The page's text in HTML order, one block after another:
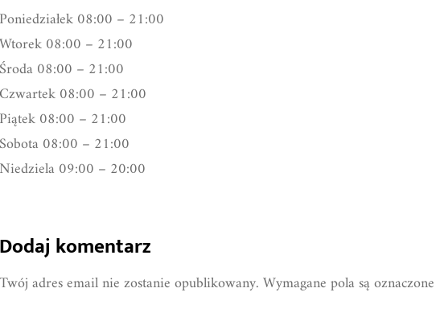
Poniedziałek 08:00 – 21:00
Wtorek 08:00 – 21:00
Środa 08:00 – 21:00
Czwartek 08:00 – 21:00
Piątek 08:00 – 21:00
Sobota 08:00 – 21:00
Niedziela 09:00 – 20:00
Dodaj komentarz
Twój adres email nie zostanie opublikowany.Wymagane pola są oznaczone